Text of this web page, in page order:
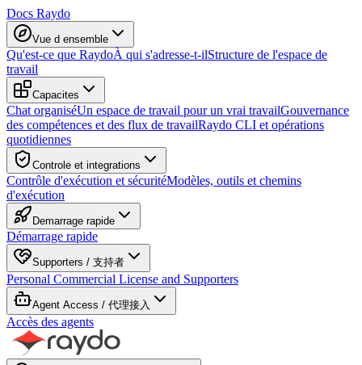
Docs Raydo
Vue d ensemble
Qu'est-ce que RaydoÀ qui s'adresse-t-ilStructure de l'espace de
travail
Capacites
Chat organiséUn espace de travail pour un vrai travailGouvernance
des compétences et des flux de travailRaydo CLI et opérations
quotidiennes
Controle et integrations
Contrôle d'exécution et sécuritéModèles, outils et chemins
d'exécution
Demarrage rapide
Démarrage rapide
Supporters / 支持者
Personal Commercial License and Supporters
Agent Access / 代理接入
Accès des agents